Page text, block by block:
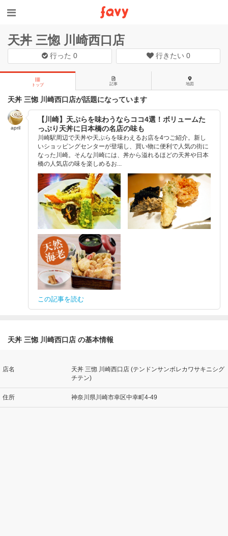
天丼 三惚 川崎西口店
行った0 行きたい 0
トップ 記事 地図
天丼 三惚 川崎西口店が話題になっています
april
【川崎】天ぷらを味わうならココ4選！ボリュームた
っぷり天丼に日本橋の名店の味も
川崎駅周辺で天丼や天ぷらを味わえるお店を4つご紹介。新し
いショッピングセンターが登場し、買い物に便利で人気の街に
なった川崎。そんな川崎には、丼から溢れるほどの天丼や日本
橋の人気店の味を楽しめるお...
この記事を読む
天丼 三惚 川崎西口店 の基本情報
店名
天丼 三惚 川崎西口店 (テンドンサンボレカワサキニシグ
チテン)
住所 神奈川県川崎市幸区中幸町4-49